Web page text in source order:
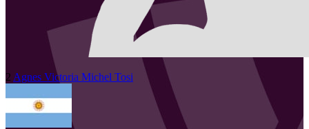
2 Agnes Victoria Michel Tosi